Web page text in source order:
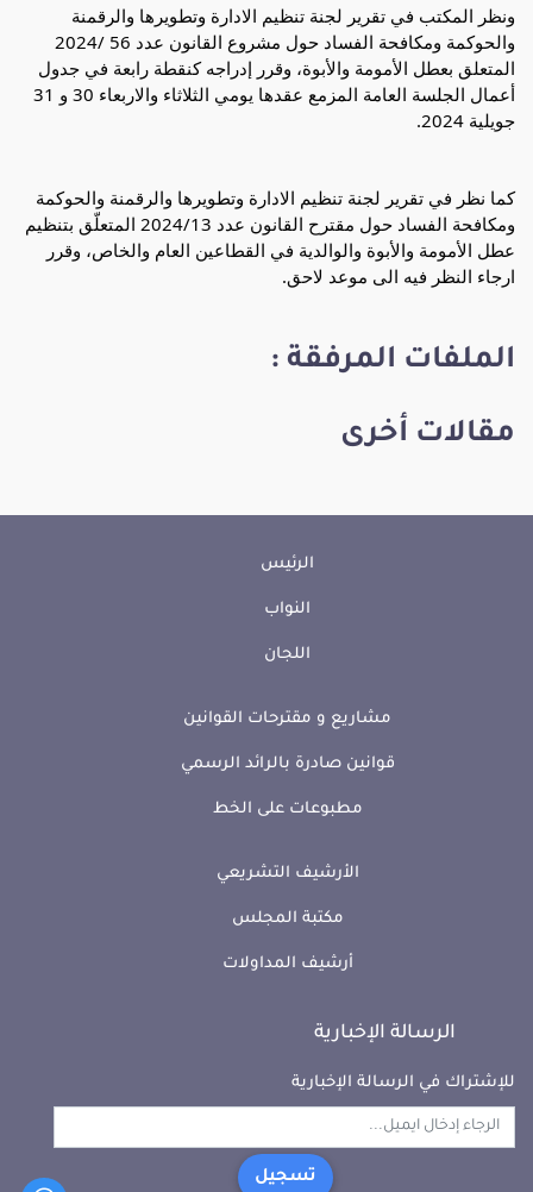
ونظر المكتب في تقرير لجنة تنظيم الادارة وتطويرها والرقمنة
والحوكمة ومكافحة الفساد حول مشروع القانون عدد 56 /2024
المتعلق بعطل الأمومة والأبوة، وقرر إدراجه كنقطة رابعة في جدول
أعمال الجلسة العامة المزمع عقدها يومي الثلاثاء والاربعاء 30 و 31
جويلية 2024.
كما نظر في تقرير لجنة تنظيم الادارة وتطويرها والرقمنة والحوكمة
ومكافحة الفساد حول مقترح القانون عدد 2024/13 المتعلّق بتنظيم
عطل الأمومة والأبوة والوالدية في القطاعين العام والخاص، وقرر
ارجاء النظر فيه الى موعد لاحق.
الملفات المرفقة :
مقالات أخرى
الرئيس
النواب
اللجان
مشاريع و مقترحات القوانين
قوانين صادرة بالرائد الرسمي
مطبوعات على الخط
الأرشيف التشريعي
مكتبة المجلس
أرشيف المداولات
الرسالة الإخبارية
للإشتراك في الرسالة الإخبارية
تسجيل